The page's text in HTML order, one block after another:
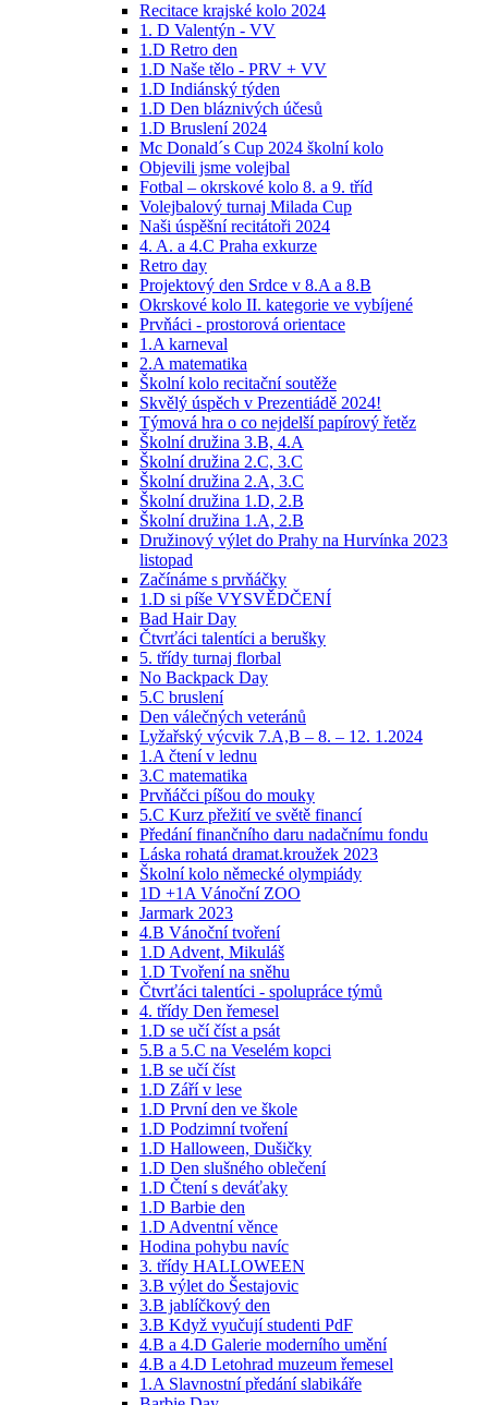
Recitace krajské kolo 2024
1. D Valentýn - VV
1.D Retro den
1.D Naše tělo - PRV + VV
1.D Indiánský týden
1.D Den bláznivých účesů
1.D Bruslení 2024
Mc Donald´s Cup 2024 školní kolo
Objevili jsme volejbal
Fotbal – okrskové kolo 8. a 9. tříd
Volejbalový turnaj Milada Cup
Naši úspěšní recitátoři 2024
4. A. a 4.C Praha exkurze
Retro day
Projektový den Srdce v 8.A a 8.B
Okrskové kolo II. kategorie ve vybíjené
Prvňáci - prostorová orientace
1.A karneval
2.A matematika
Školní kolo recitační soutěže
Skvělý úspěch v Prezentiádě 2024!
Týmová hra o co nejdelší papírový řetěz
Školní družina 3.B, 4.A
Školní družina 2.C, 3.C
Školní družina 2.A, 3.C
Školní družina 1.D, 2.B
Školní družina 1.A, 2.B
Družinový výlet do Prahy na Hurvínka 2023
listopad
Začínáme s prvňáčky
1.D si píše VYSVĚDČENÍ
Bad Hair Day
Čtvrťáci talentíci a berušky
5. třídy turnaj florbal
No Backpack Day
5.C bruslení
Den válečných veteránů
Lyžařský výcvik 7.A,B – 8. – 12. 1.2024
1.A čtení v lednu
3.C matematika
Prvňáčci píšou do mouky
5.C Kurz přežití ve světě financí
Předání finančního daru nadačnímu fondu
Láska rohatá dramat.kroužek 2023
Školní kolo německé olympiády
1D +1A Vánoční ZOO
Jarmark 2023
4.B Vánoční tvoření
1.D Advent, Mikuláš
1.D Tvoření na sněhu
Čtvrťáci talentíci - spolupráce týmů
4. třídy Den řemesel
1.D se učí číst a psát
5.B a 5.C na Veselém kopci
1.B se učí číst
1.D Září v lese
1.D První den ve škole
1.D Podzimní tvoření
1.D Halloween, Dušičky
1.D Den slušného oblečení
1.D Čtení s deváťaky
1.D Barbie den
1.D Adventní věnce
Hodina pohybu navíc
3. třídy HALLOWEEN
3.B výlet do Šestajovic
3.B jablíčkový den
3.B Když vyučují studenti PdF
4.B a 4.D Galerie moderního umění
4.B a 4.D Letohrad muzeum řemesel
1.A Slavnostní předání slabikáře